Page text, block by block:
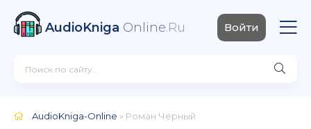
AudioKniga Online.Ru Войти
AudioKniga-Online » Роман Чёрный